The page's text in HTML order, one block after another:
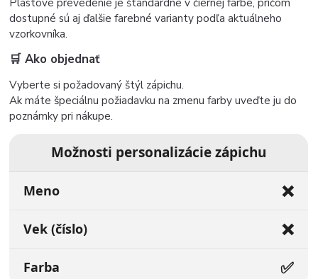
dostupné sú aj ďalšie farebné varianty podľa aktuálneho
vzorkovníka.
🛒 Ako objednať
Vyberte si požadovaný štýl zápichu.
Ak máte špeciálnu požiadavku na zmenu farby uveďte ju do
poznámky pri nákupe.
Možnosti personalizácie zápichu
Meno ❌
Vek (číslo) ❌
Farba ✅